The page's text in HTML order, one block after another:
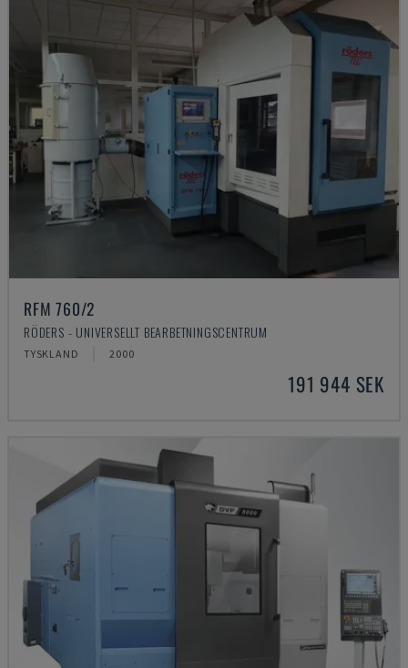
RFM 760/2
RÖDERS - UNIVERSELLT BEARBETNINGSCENTRUM
TYSKLAND 2000
191 944 SEK